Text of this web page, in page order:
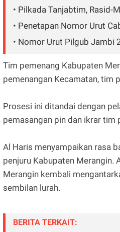
• Pilkada Tanjabtim, Rasid-
• Penetapan Nomor Urut
• Nomor Urut Pilgub Jambi
Tim pemenang Kabupaten
pemenangan Kecamatan, tim
Prosesi ini ditandai dengan
pemasangan pin dan ikrar tim
Al Haris menyampaikan rasa
penjuru Kabupaten Merangin.
Merangin kembali
sembilan lurah.
BERITA TERKAIT: